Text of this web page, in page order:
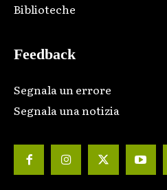
Biblioteche
Feedback
Segnala un errore
Segnala una notizia